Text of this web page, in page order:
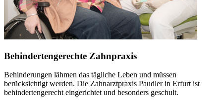
Behindertengerechte Zahnpraxis
Behinderungen lähmen das tägliche Leben und müssen
berücksichtigt werden. Die Zahnarztpraxis Paudler in Erfurt ist
behindertengerecht eingerichtet und besonders geschult.